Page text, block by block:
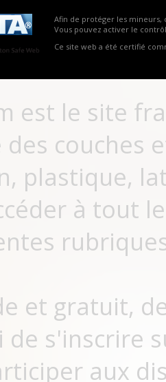
Afin de protéger les mineurs,
Vous pouvez activer le
Ce site web a été certifié
est le site
couches
plastique,
à tout
et gratuit,
de s'inscrire
aux